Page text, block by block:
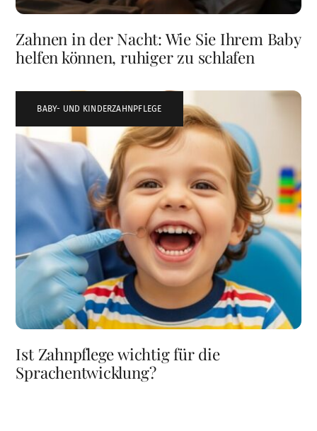
Zahnen in der Nacht: Wie Sie Ihrem Baby
helfen können, ruhiger zu schlafen
BABY- UND KINDERZAHNPFLEGE
Ist Zahnpflege wichtig für die
Sprachentwicklung?